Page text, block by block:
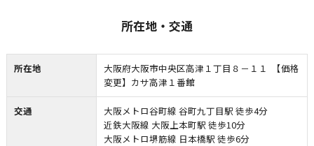
所在地・交通
所在地
大阪府大阪市中央区高津１丁目８－１１ 【価格
変更】カサ高津１番館
交通
大阪メトロ谷町線 谷町九丁目駅 徒歩4分
近鉄大阪線 大阪上本町駅 徒歩10分
大阪メトロ堺筋線 日本橋駅 徒歩6分